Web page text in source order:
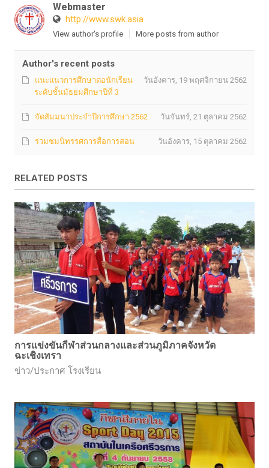
Webmaster
http://www.swk.asia
View author's profile More posts from author
Author's recent posts
วันอังคาร, 19 พฤศจิกายน 2562
แนะแนวการศึกษาต่อนักเรียน
ระดับชั้นมัธยมศึกษาปีที่ 3
วันจันทร์, 21 ตุลาคม 2562
จัดสัมมนาประจำปีการศึกษา 2562
วันอังคาร, 15 ตุลาคม 2562
ร่วมชมนิทรรศการสื่อการสอน
RELATED POSTS
การแข่งขันกีฬาส่วนกลางและส่วนภูมิภาคจังหวัด
ฉะเชิงเทรา
ข่าว/ประกาศ โรงเรียน